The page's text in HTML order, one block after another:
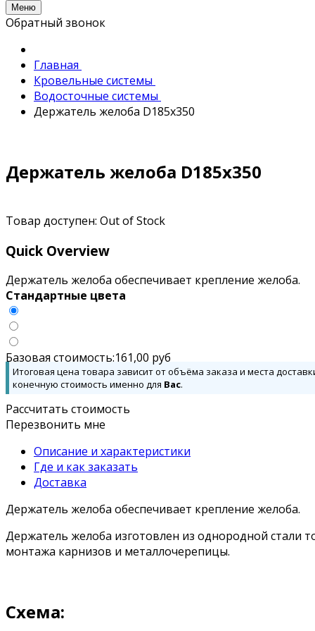
Меню
Обратный звонок
Главная
Кровельные системы
Водосточные системы
Держатель желоба D185х350
Держатель желоба D185х350
Товар доступен: Out of Stock
Quick Overview
Держатель желоба обеспечивает крепление желоба.
Стандартные цвета
Базовая стоимость:161,00 руб
Итоговая цена товара зависит от объёма заказа и места
конечную стоимость именно для Вас.
Рассчитать стоимость
Перезвонить мне
Описание и характеристики
Где и как заказать
Доставка
Держатель желоба обеспечивает крепление желоба.
Держатель желоба изготовлен из однородной стали
монтажа карнизов и металлочерепицы.
Схема: